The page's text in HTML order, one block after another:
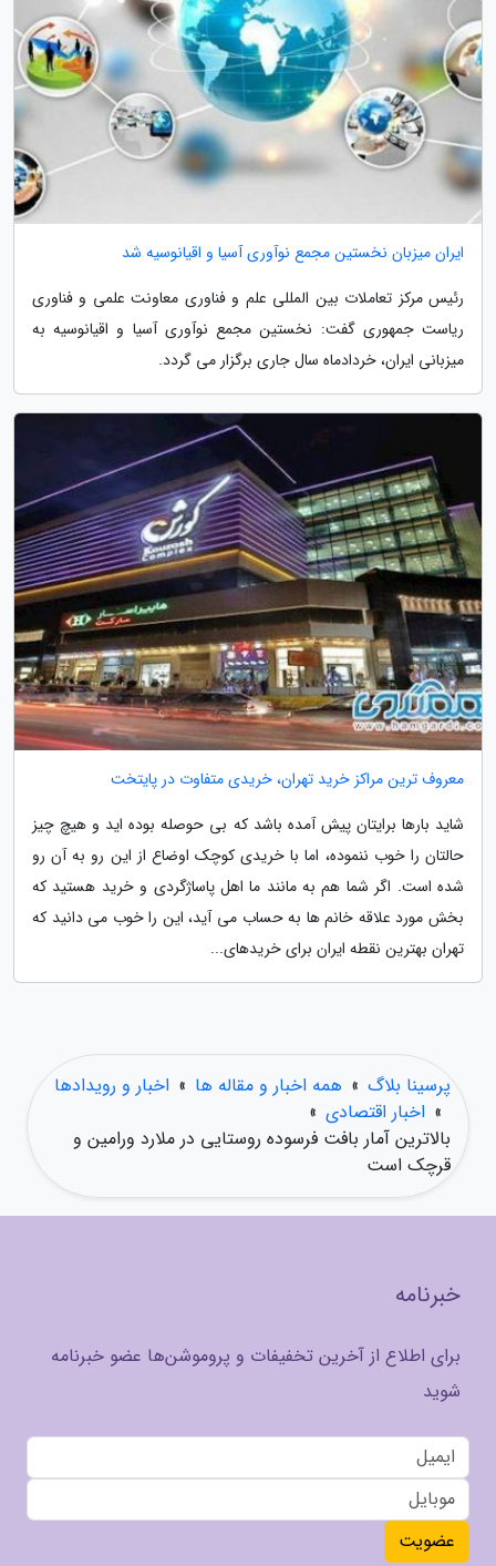
ایران میزبان نخستین مجمع نوآوری آسیا و اقیانوسیه شد
رئیس مرکز تعاملات بین المللی علم و فناوری معاونت علمی و فناوری
ریاست جمهوری گفت: نخستین مجمع نوآوری آسیا و اقیانوسیه به
میزبانی ایران، خردادماه سال جاری برگزار می گردد.
معروف ترین مراکز خرید تهران، خریدی متفاوت در پایتخت
شاید بارها برایتان پیش آمده باشد که بی حوصله بوده اید و هیچ چیز
حالتان را خوب ننموده، اما با خریدی کوچک اوضاع از این رو به آن رو
شده است. اگر شما هم به مانند ما اهل پاساژگردی و خرید هستید که
بخش مورد علاقه خانم ها به حساب می آید، این را خوب می دانید که
تهران بهترین نقطه ایران برای خریدهای...
پرسینا بلاگ » همه اخبار و مقاله ها » اخبار و رویدادها
» اخبار اقتصادی »
بالاترین آمار بافت فرسوده روستایی در ملارد ورامین و
قرچک است
خبرنامه
برای اطلاع از آخرین تخفیفات و پروموشن‌ها عضو خبرنامه
شوید
عضویت